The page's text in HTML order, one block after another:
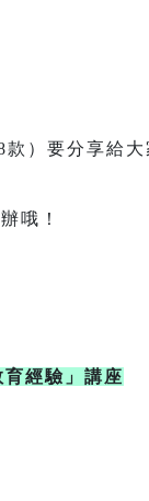
分享給大
哦！
經驗」講座